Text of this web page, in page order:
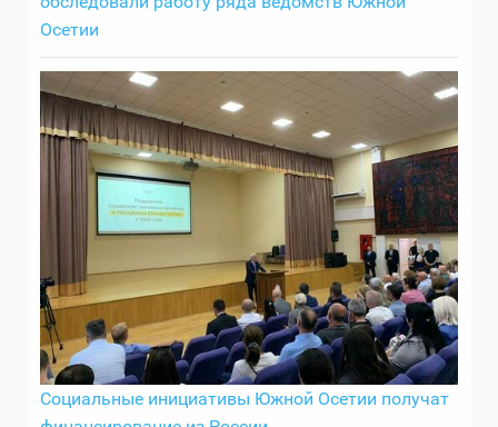
Осетии
Социальные инициативы Южной Осетии получат